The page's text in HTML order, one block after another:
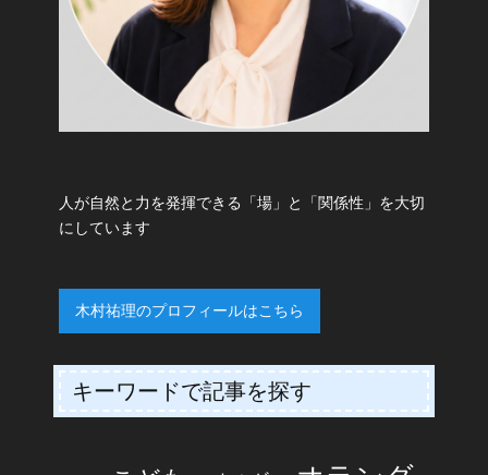
人が自然と力を発揮できる「場」と「関係性」を大切
にしています
木村祐理のプロフィールはこちら
キーワードで記事を探す